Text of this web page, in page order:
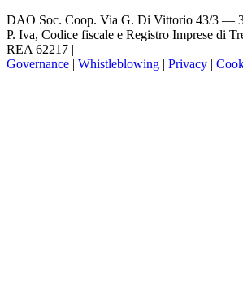
DAO Soc. Coop. Via G. Di Vittorio 43/3 —
P. Iva, Codice fiscale e Registro Imprese di
REA 62217 |
Governance | Whistleblowing | Privacy |